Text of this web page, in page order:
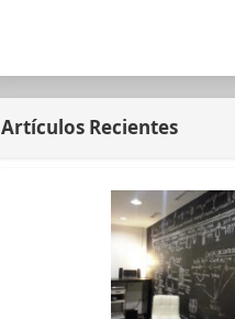
Artículos Recientes